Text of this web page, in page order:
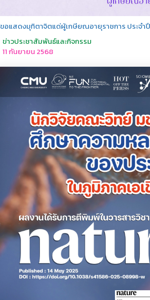
ขอแสดงมุทิตาจิตแด่ผู้เกษียณอายุราชการ ประจำ
ข่าวประชาสัมพันธ์และกิจกรรม
11 กันยายน 2568